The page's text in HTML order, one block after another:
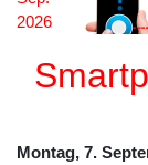
2026
Montag, 7.